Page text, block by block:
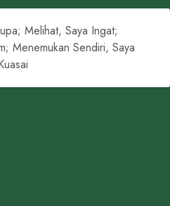
Melihat, Saya Ingat;
Menemukan Sendiri, Saya